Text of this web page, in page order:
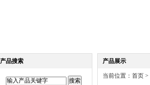
产品搜索 产品展示
当前位置： 首页 >